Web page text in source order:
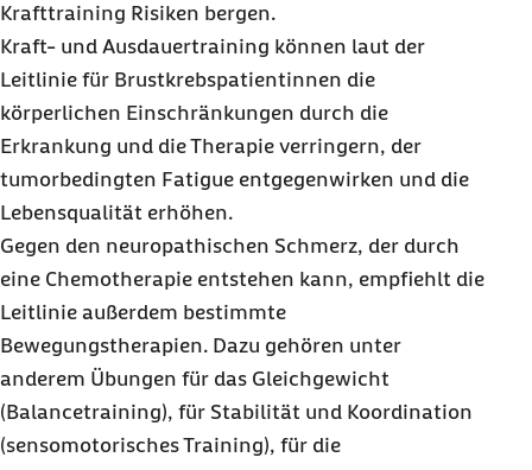
Krafttraining Risiken bergen.
Kraft- und Ausdauertraining können laut der
Leitlinie für Brustkrebspatientinnen die
körperlichen Einschränkungen durch die
Erkrankung und die Therapie verringern, der
tumorbedingten Fatigue entgegenwirken und die
Lebensqualität erhöhen.
Gegen den neuropathischen Schmerz, der durch
eine Chemotherapie entstehen kann, empfiehlt die
Leitlinie außerdem bestimmte
Bewegungstherapien. Dazu gehören unter
anderem Übungen für das Gleichgewicht
(Balancetraining), für Stabilität und Koordination
(sensomotorisches Training), für die